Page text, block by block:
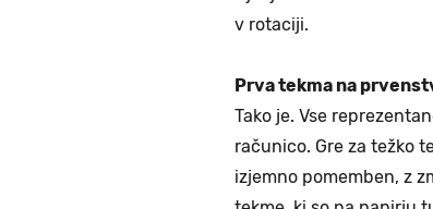
v rotaciji.
Prva tekma na
Tako je. Vse
računico. Gre za težko
izjemno pomemben, z